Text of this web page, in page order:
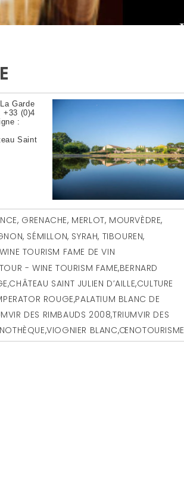
Garde
+33 (0)4
:
Saint
, GRENACHE, MERLOT, MOURVÈDRE,
, SÉMILLON, SYRAH, TIBOUREN,
TOURISM FAME DE VIN
- WINE TOURISM FAME,BERNARD
,CHÂTEAU SAINT JULIEN D’AILLE,CULTURE
ROUGE,PALATIUM BLANC DE
DES RIMBAUDS 2008,TRIUMVIR DES
,VIOGNIER BLANC,ŒNOTOURISME